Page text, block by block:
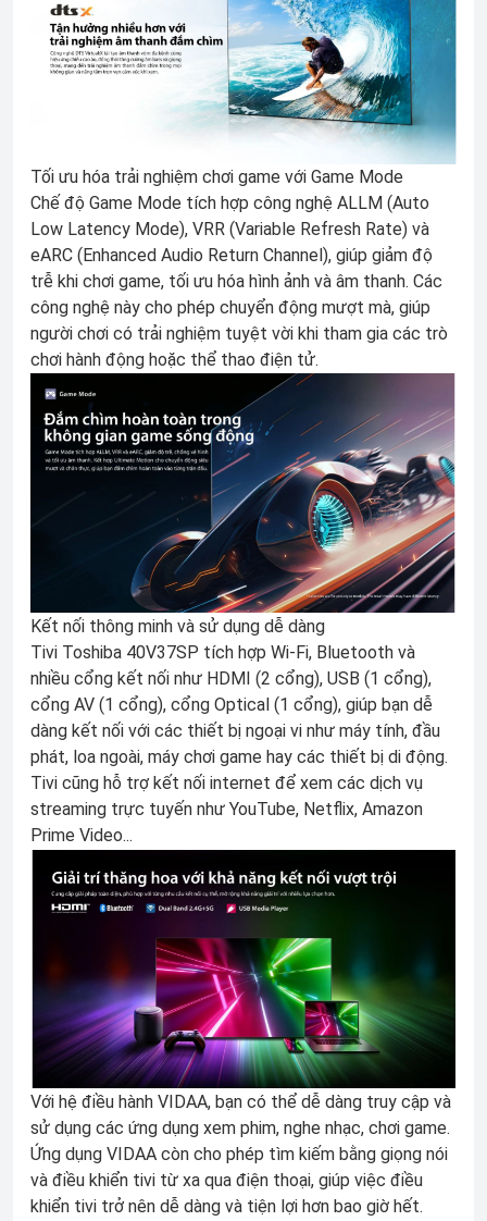
Tối ưu hóa trải nghiệm chơi game với Game Mode
Chế độ Game Mode tích hợp công nghệ ALLM (Auto
Low Latency Mode), VRR (Variable Refresh Rate) và
eARC (Enhanced Audio Return Channel), giúp giảm độ
trễ khi chơi game, tối ưu hóa hình ảnh và âm thanh. Các
công nghệ này cho phép chuyển động mượt mà, giúp
người chơi có trải nghiệm tuyệt vời khi tham gia các trò
chơi hành động hoặc thể thao điện tử.
Kết nối thông minh và sử dụng dễ dàng
Tivi Toshiba 40V37SP tích hợp Wi-Fi, Bluetooth và
nhiều cổng kết nối như HDMI (2 cổng), USB (1 cổng),
cổng AV (1 cổng), cổng Optical (1 cổng), giúp bạn dễ
dàng kết nối với các thiết bị ngoại vi như máy tính, đầu
phát, loa ngoài, máy chơi game hay các thiết bị di động.
Tivi cũng hỗ trợ kết nối internet để xem các dịch vụ
streaming trực tuyến như YouTube, Netflix, Amazon
Prime Video...
Với hệ điều hành VIDAA, bạn có thể dễ dàng truy cập và
sử dụng các ứng dụng xem phim, nghe nhạc, chơi game.
Ứng dụng VIDAA còn cho phép tìm kiếm bằng giọng nói
và điều khiển tivi từ xa qua điện thoại, giúp việc điều
khiển tivi trở nên dễ dàng và tiện lợi hơn bao giờ hết.